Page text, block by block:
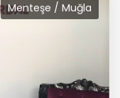
Menteşe / Muğla